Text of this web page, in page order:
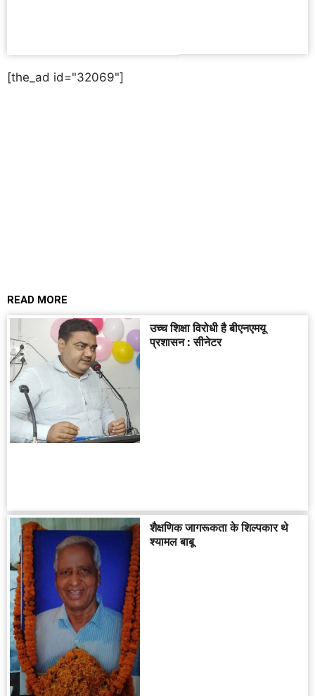
[the_ad id="32069"]
READ MORE
उच्च शिक्षा विरोधी है बीएनएमयू
प्रशासन : सीनेटर
शैक्षणिक जागरूकता के शिल्पकार थे
श्यामल बाबू